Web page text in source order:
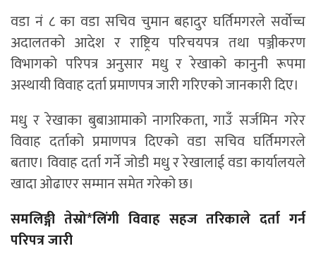
वडा नं ८ का वडा सचिव चुमान बहादुर घर्तिमगरले सर्वोच्च
अदालतको आदेश र राष्ट्रिय परिचयपत्र तथा पञ्जीकरण
विभागको परिपत्र अनुसार मधु र रेखाको कानुनी रूपमा
अस्थायी विवाह दर्ता प्रमाणपत्र जारी गरिएको जानकारी दिए।
मधु र रेखाका बुबाआमाको नागरिकता, गाउँ सर्जमिन गरेर
विवाह दर्ताको प्रमाणपत्र दिएको वडा सचिव घर्तिमगरले
बताए। विवाह दर्ता गर्ने जोडी मधु र रेखालाई वडा कार्यालयले
खादा ओढाएर सम्मान समेत गरेको छ।
समलिङ्गी तेस्रो*लिंगी विवाह सहज तरिकाले दर्ता गर्न
परिपत्र जारी